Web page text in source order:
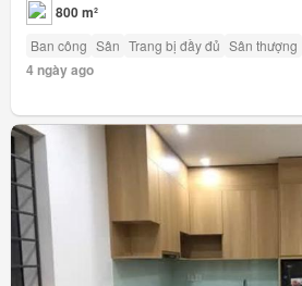
800 m²
Ban công Sân Trang bị đầy đủ Sân thượng
4 ngày ago